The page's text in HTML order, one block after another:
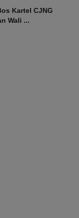
Kartel CJNG
Wali ...